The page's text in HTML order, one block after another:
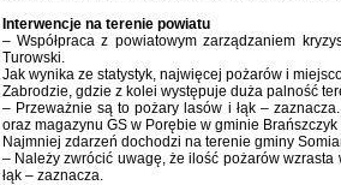
Interwencje na terenie powiatu
– Współpraca z powiatowym zarządzaniem
Turowski.
Jak wynika ze statystyk, najwięcej pożarów i
Zabrodzie, gdzie z kolei występuje duża palność
– Przeważnie są to pożary lasów i łąk –
oraz magazynu GS w Porębie w gminie
Najmniej zdarzeń dochodzi na terenie gminy
– Należy zwrócić uwagę, że ilość pożarów
łąk – zaznacza.